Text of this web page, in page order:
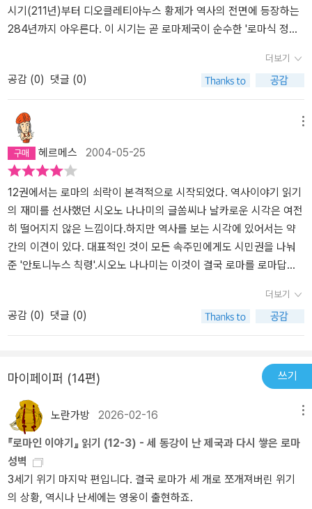
때문이다. 이러한 접근은 종교가 인간에 의해 만들어진 사회의 한 단
면이라는 것을 인식하는 것으로부터 시작된다. 종교를 종교인의 입장
다. 저자는 에드워드 기번과 에릭 도즈와 같은 후세의 로마사 권위자
의 의견과 함께 당대의 로마인들과 기독교도가 남긴 기록을 통해 3세
기에 기독교도가 대두한 원인을 상세히 분석하고 설득력있게 제시하
고 있다.역사를 통해 한 나라가 쇠퇴하는 과정을 살펴보는 것은 현대
에 사는 사람들에게도 많은 교훈을 준다. 따라서 그토록 오랫동안 번
영했던 로마가 점차 '쇠망'하는 과정을 추적해 보는 것도 큰 의미가 있
을 것이다.
세금, 군대... p. 42 인간은 공짜로 얻은 권리는 소중하게 생각지 않는
다. (현대 선거에서 투표율이 낮은 이유도 그때문일 듯이라고 말함).
자의 긍지를 잃어버림, 속주민에게 향상심이나 경쟁심이 없어짐, 속
주민은 제국에 대한 기개를 보이지 않음, 세금이 오히려 임시세 위주
로 가버리고 국가 재정 위기, 유동성이 없어져 사회의 경직화 (상류층
인 호네스타스와 하류층인 후밀리우스로 나눠지고 상승기회마저 차
단) p. 131 대관식은 인간이 다른 인간에게 권력을 위임하는 것이 아
니라 인간을 초월한 누군가가 권력을 주어야만 의미가 있는데, 언젠
가는 죽을 운명인 인간을 초월한 누군가는 불사신밖에 없다. 신, 구체
적으로는 신의 뜻을 나타내는 제사장이나 사제나 성직자가 권력을 수
여해야만 비로소 권력자도 통치의 정당성을 공인받게 된다. 따라서
대관은 신과 밀접하게 결부되어 있다. 그리고 이런 의미의 대관식이
‘서방’이 아니라 ‘동방’에서 주요하게 여겨진 사실과, 모든 일신교가
‘동방’에서 태어난 사실과 무관하지 않다.... 유럽에서는 기독교 시대
지 않는다. 하지만 이 현상에 즈음하여 드러나는 인간 심리는 되풀이
된다. 따라서 인간 심리에 대한 깊고 날카로운 통찰력, 자기가 체험하
지 않은 것을 이해하는 데 반드시 필요한 상상력과 감수성, 이 가운데
할 수 있다는 것을 이 에피소드는 가르쳐주고 있다. (카이사르와 알렉
산데르가 군대에게 한 연설의 차이 / p. 139 문장은 어휘 선택으로 결
정된다) p. 172 인기도 실력에 포함되지만, 실력만으로는 지위를 정
당화할 수 없다. 지위를 정당화하려면 실력만이 아니라 정통성도 필
요하다. 세습제가 아직도 끈질기게 살아남아 있는 것은, 아직 실력은
알 수 없지만 정통성은 있다는 것을 사람들이 쉽게 이해할 수 있기 때
문이다.
는 반드시 멸망이 오는 것 같다.태평성대일 때, 계획해서 준비해야 하
는 것 또한 잘 알지만... 편한 것에 너무 익은 시대..그리고 역사적인
해서 알게 됐다.전쟁을 잠시 접은 상태에 불과하지... 아주 끝낸건 아
니기 때문이다.그 말은 언젠가 다시 일어날 것이라는 것이다.잃을것
이 없는 쪽은 모르지만, 잃을것이 많은쪽은 일단은 굽히고 들어갈 강
화를 맺을 구실이 많다는 말이기도 하다.여기에 대한 로마인들의 생
각에 동의한다.로마인들은 휴전협정을 하지 않지만, 싸움을 할 수 없
는 겨울에는 휴전협정을 맺는다.대신 봄이오면 속전속결로 끝낸다.휴
전협정은 양쪽 다를 지치게 만든다는 것이 로마인들의 생각이었고....
지든 이기든 전쟁을 끝내기를 좋아했기 때문이다.우리도 한 번 생각
해 볼 문제가 아닌지...더욱이 작금의 시대가 그런쪽으로 간다면, 언제
까지나 회피할 일은 아닌것 아닌가...언제 싸워도 싸워서 결판을 내야
한다면... 빨리 하는게 좋지 않을까...언제까지 이렇게 살 수는 없지 않
은가...
시기(211년)부터 디오클레티아누스 황제가 역사의 전면에 등장하는
284년까지 아우른다. 이 시기는 곧 로마제국이 순수한 '로마식 정
는 황제의 성격이 로마의 원로원과 시민을 대표하는 '제1시민이자 Im
perator'가 아니라 동방의 전제군주와 같아지기 때문이다.단순한 수
치상으로는 겨우 74년에 불과하다. 하지만 로마제국에 드리운 어두
운 그림자는 이 시기에 등장한 황제의 수를 헤아릴 수 없게 만든다. 그
리고 저자는 이 어둠의 그림자가 카라칼라 황제의 한가지 크나큰 '정
치적 실책'으로부터 파생되었다고 적고 있다.'안토니누스 칙령'. 기득
권과 취득권의 차이점을 들며 자신의 주장을 뒷받침하는 저자의 능력
에 혀를 내두른다. 이 점은 20세기의 가장 거대한 프로젝트였던 '소비
에트 공산혁명'이 만인에 대한 평등을 부르짖으며 급속도로 전 세계
를 휘몰아쳤지만 결국 노동의욕의 저하와 생산성 악화로 붕괴한 역사
적 사실과 일맥상통한다. 즉 '누구나 갖고 있는 권리는 아무도 갖고 있
지 않는 것과 같다'는 말에 수긍이 간다.카라칼라 황제의 정치적 실책
년에 사산조 페르시아의 샤푸르 1세에게 생포되는 전대미문의 사태
를 초래하기에 이른다. 하지만 최대의 위기에 직면한 로마제국은 클
라우디우스 고티쿠스, 아우렐리아누스, 프로부스 등의 유능한 황제
제국은 붕괴되기 시작한다.3세기 전후반, 로마제국과 기독교 이렇게
총 3부로 구성된 부분에서 가장 주목이 되는 부분은 역시 3부 '로마제
국과 기독교'장이다. 특히, 계몽시대의 역사가 에드워드 기번의 주장
과 현세대의 도즈 교수의 주장을 비교해가며 자신의 주장을 섞은 부
분은 많은 공감을 불러일으키는 것 같다. '회색지대'라는 말은 시오노
나나미 여사의 정치사상적 견해를 보는 것 같아서 웃음이 나오지
만......'로마인이야기 12'권을 애타게 기다려 온 나와같은 독자들에게
절대로 실망을 주지는 않을 작품이라 생각된다. 일독을 강력히 권하
더보기
공감 (0) 댓글 (0)
헤르메스 2004-05-25
12권에서는 로마의 쇠락이 본격적으로 시작되었다. 역사이야기 읽기
의 재미를 선사했던 시오노 나나미의 글쏨씨나 날카로운 시각은 여전
히 떨어지지 않은 느낌이다.하지만 역사를 보는 시각에 있어서는 약
간의 이견이 있다. 대표적인 것이 모든 속주민에게도 시민권을 나눠
준 '안토니누스 칙령'.시오노 나나미는 이것이 결국 로마를 로마답지
잘 기능한다는 논리를 내세우고 있다.이 주장은 아마도 에드워드 기
번의 논조를 그대로 가져가는 것 같은데, 차이점은 에드워드 기번은
계급사회가 당연시했던 18세기 영국의 귀족 출신이고 시오노 나나미
불구하고 계급사회를 옹호한다는 이런 주장은 바로 시오노 나나미의
한계라고 볼 수 있다. 개인적으론 '안토니누스 칙령'을 이렇게 본다.
로마의 대부분의 속주가 로마에 편입된지도 그시기이면 대략 2003-
300년이 흐른 시점이다. 진정한 세계화를 지양하는 로마제국에서 그
정도의 시간이 지났다는 것은 이미 문화적/정치적으로 속주도 본토와
차이가 없게되었다고 본다. 그럼에도 불구하고 단지 지역적인차이를
이유로 시민권 부여를 차별하는 것은 같은 제국영토내에서 부당한 조
치라는 견해가 나올 시기가 아니었을까 ?예를 들어 미국은 아메리카
더보기
공감 (0) 댓글 (0)
마이페이퍼 (14편) 쓰기
노란가방 2026-02-16
『로마인 이야기』 읽기 (12-3) - 세 동강이 난 제국과 다시 쌓은 로마
성벽
3세기 위기 마지막 편입니다. 결국 로마가 세 개로 쪼개져버린 위기
의 상황, 역시나 난세에는 영웅이 출현하죠.